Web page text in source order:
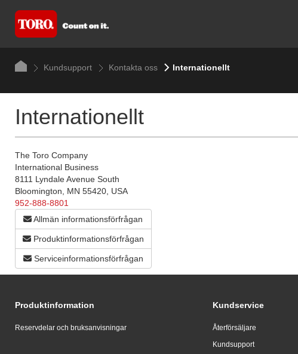
Kundsupport Kontakta oss Internationellt
Internationellt
The Toro Company
International Business
8111 Lyndale Avenue South
Bloomington, MN 55420, USA
952-888-8801
Allmän informationsförfrågan
Produktinformationsförfrågan
Serviceinformationsförfrågan
Produktinformation
Reservdelar och bruksanvisningar
Kundservice
Återförsäljare
Kundsupport